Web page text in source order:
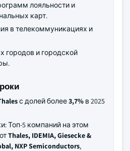
лояльности и
карт.
в телекоммуникациях и
городов и городской
с долей более3,7% в 2025
Топ-5 компаний на этом
Thales, IDEMIA, Giesecke &
NXP Semiconductors,